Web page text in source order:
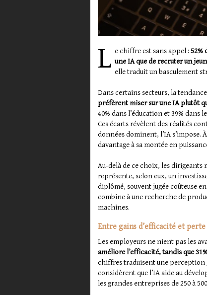
L e chiffre est sans appel : 52%
une IA que de recruter un
elle traduit un basculement
Dans certains secteurs, la
préfèrent miser sur une IA plutôt
40% dans l’éducation et 39%
Ces écarts révèlent des réalités
données dominent, l’IA s’impose.
davantage à sa montée en
Au-delà de ce choix, les
représente, selon eux, un
diplômé, souvent jugée coûteuse
combine à une recherche de
machines.
Entre gains d’efficacité et
Les employeurs ne nient pas les
améliore l’efficacité, tandis que
chiffres traduisent une perception
considèrent que l’IA aide au
les grandes entreprises de 250 à